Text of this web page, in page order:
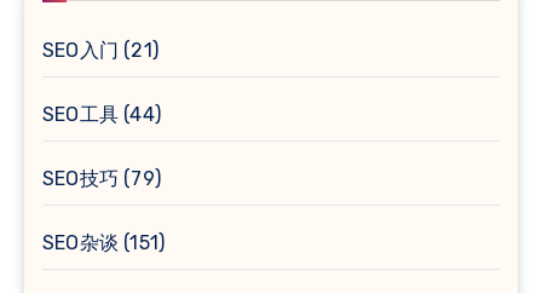
SEO入门 (21)
SEO工具 (44)
SEO技巧 (79)
SEO杂谈 (151)